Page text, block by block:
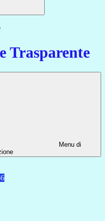
Trasparente
Menu di